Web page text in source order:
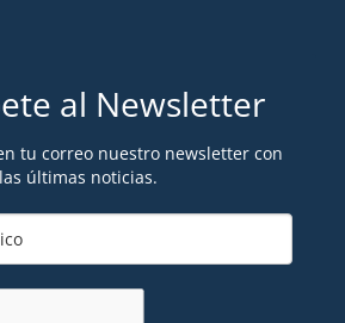
al Newsletter
tu correo nuestro newsletter con
las últimas noticias.